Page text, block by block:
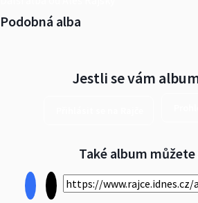
Podobná alba
Jestli se vám
Také album